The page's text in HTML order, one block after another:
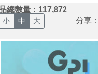
總數量：117,872
小 中 大 分享：